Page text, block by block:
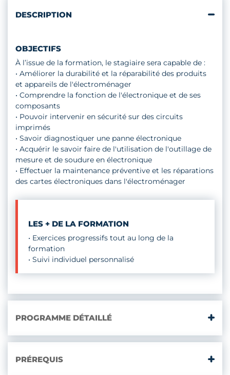
DESCRIPTION
OBJECTIFS
À l’issue de la formation, le stagiaire sera capable de :
• Améliorer la durabilité et la réparabilité des produits
et appareils de l'électroménager
• Comprendre la fonction de l'électronique et de ses
composants
• Pouvoir intervenir en sécurité sur des circuits
imprimés
• Savoir diagnostiquer une panne électronique
• Acquérir le savoir faire de l'utilisation de l'outillage de
mesure et de soudure en électronique
• Effectuer la maintenance préventive et les réparations
des cartes électroniques dans l'électroménager
LES + DE LA FORMATION
• Exercices progressifs tout au long de la
formation
• Suivi individuel personnalisé
PROGRAMME DÉTAILLÉ
PRÉREQUIS